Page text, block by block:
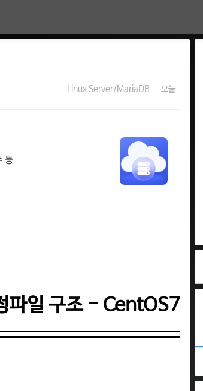
Linux Server/MariaDB 오늘
등
파일 구조 - CentOS7